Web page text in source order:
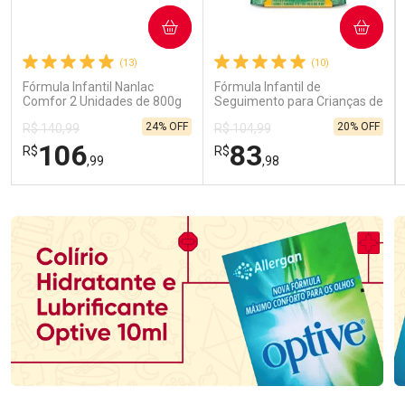
(13)
Fórmula Infantil Nanlac
Comfor 2 Unidades de 800g
R$ 140,99
R$106,99
24% OFF
COMPRAR
(10)
Fórmula Infantil de
Seguimento para Crianças de
Primeira Infância Nestonutri
2 Unidades de 800g cada
R$ 104,99
R$83,98
20% OFF
COMPRAR
Laboratório
Por Menos